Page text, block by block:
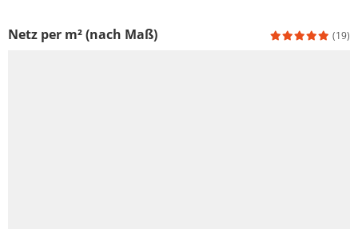
Netz per m² (nach Maß) (19)